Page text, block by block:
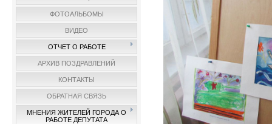
ФОТОАЛЬБОМЫ
ВИДЕО
ОТЧЕТ О РАБОТЕ
АРХИВ ПОЗДРАВЛЕНИЙ
КОНТАКТЫ
ОБРАТНАЯ СВЯЗЬ
МНЕНИЯ ЖИТЕЛЕЙ ГОРОДА О
РАБОТЕ ДЕПУТАТА